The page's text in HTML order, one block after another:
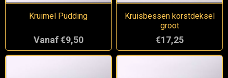
Kruimel Pudding
Vanaf €9,50
Kruisbessen korstdeksel
groot
€17,25